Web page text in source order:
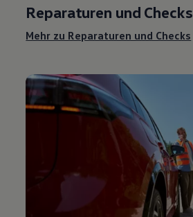
Reparaturen und Checks
Mehr zu Reparaturen und Checks